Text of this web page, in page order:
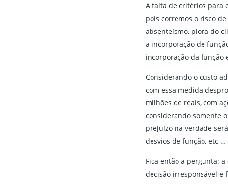
A falta de critérios para
pois corremos o risco
absenteísmo, piora do
a incorporação de
incorporação da função
Considerando o custo
com essa medida
milhões de reais, com
considerando somente
prejuízo na verdade
desvios de função, etc …
Fica então a pergunta:
decisão irresponsável e